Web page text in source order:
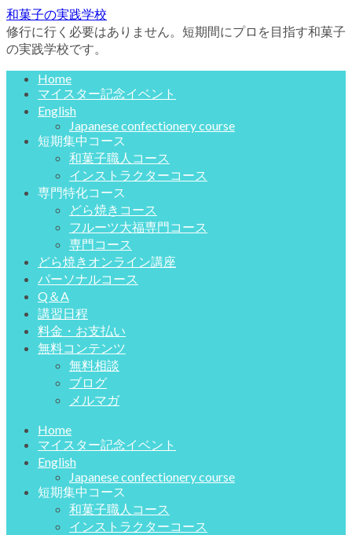
和菓子の実践学校
修行に行く必要はありません。短期間にプロを目指す和菓子
の実践学校です。
Home
マイスター記念イベント
English
Japanese confectionery course
短期集中コース
和菓子職人コース
インストラクターコース
専門特化コース
どら焼きコース
フルーツ大福専門コース
専門コース
どら焼きオンライン講座
パーソナルコース
Q＆A
講習日程
料金・お支払い
無料コンテンツ
無料相談
ブログ
メルマガ
Home
マイスター記念イベント
English
Japanese confectionery course
短期集中コース
和菓子職人コース
インストラクターコース